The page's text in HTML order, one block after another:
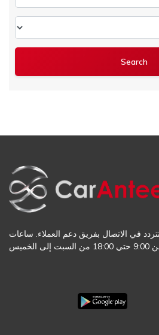
في الاتصال بفريق دعم العملاء. ساعات